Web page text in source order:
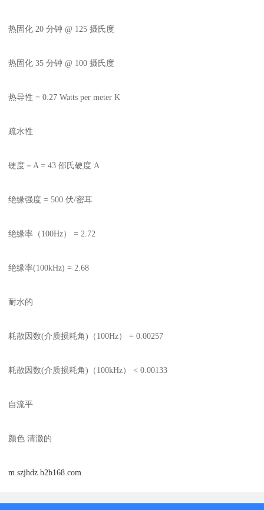
热固化 20 分钟 @ 125 摄氏度
热固化 35 分钟 @ 100 摄氏度
热导性 = 0.27 Watts per meter K
疏水性
硬度－A = 43 邵氏硬度 A
绝缘强度 = 500 伏/密耳
绝缘率（100Hz） = 2.72
绝缘率(100kHz) = 2.68
耐水的
耗散因数(介质损耗角)（100Hz） = 0.00257
耗散因数(介质损耗角)（100kHz） < 0.00133
自流平
颜色 清澈的
m.szjhdz.b2b168.com